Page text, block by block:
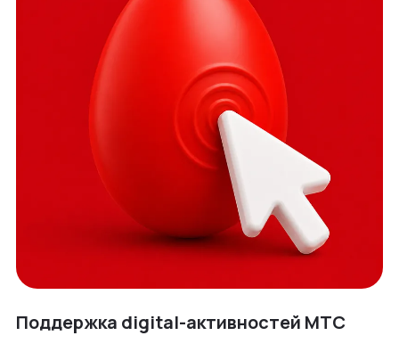
Поддержка digital-активностей МТС